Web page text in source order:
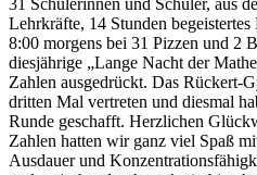
Lehrkräfte, 14 Stunden
8:00 morgens bei 31 Pizzen und 2
diesjährige „Lange Nacht der
Zahlen ausgedrückt. Das Rückert-
dritten Mal vertreten und diesmal
Runde geschafft. Herzlichen
Zahlen hatten wir ganz viel Spaß
Ausdauer und